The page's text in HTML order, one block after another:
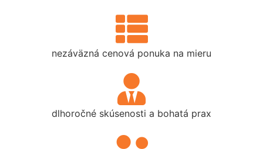
nezáväzná cenová ponuka na mieru
dlhoročné skúsenosti a bohatá prax